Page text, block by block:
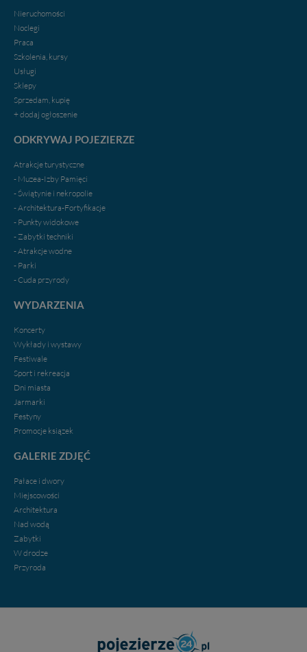
Nieruchomości
Noclegi
Praca
Szkolenia, kursy
Usługi
Sklepy
Sprzedam, kupię
+ dodaj ogłoszenie
ODKRYWAJ POJEZIERZE
Atrakcje turystyczne
- Muzea-Izby Pamięci
- Świątynie i nekropolie
- Architektura-Fortyfikacje
- Punkty widokowe
- Zabytki techniki
- Atrakcje wodne
- Parki
- Cuda przyrody
WYDARZENIA
Koncerty
Wykłady i wystawy
Festiwale
Sport i rekreacja
Dni miasta
Jarmarki
Festyny
Promocje ksiązek
GALERIE ZDJĘĆ
Pałace i dwory
Miejscowości
Architektura
Nad wodą
Zabytki
W drodze
Przyroda